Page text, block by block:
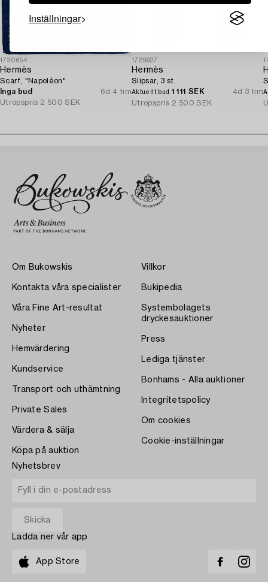
Inställningar
1730654
Hermès
Scarf, "Napoléon".
Inga bud
6d 4 tim
Utropspris 2 500 SEK
1729927
Hermès
Slipsar, 3 st.
Aktuellt bud 1 111 SEK
4d 3 tim
Utropspris 2 500 SEK
Om Bukowskis
Kontakta våra specialister
Våra Fine Art-resultat
Nyheter
Hemvärdering
Kundservice
Transport och uthämtning
Private Sales
Värdera & sälja
Köpa på auktion
Villkor
Bukipedia
Systembolagets
dryckesauktioner
Press
Lediga tjänster
Bonhams - Alla auktioner
Integritetspolicy
Om cookies
Cookie-inställningar
Nyhetsbrev
Ladda ner vår app
App Store